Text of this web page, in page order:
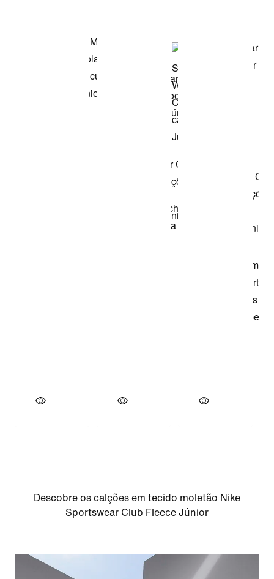
Descobre os calções em tecido moletão Nike
Sportswear Club Fleece Júnior